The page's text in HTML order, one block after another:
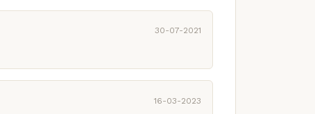
30-07-2021
16-03-2023